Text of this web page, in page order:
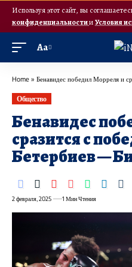
Используя этот сайт, вы
конфиденциальностииУсловия
Аа
Home » Бенавидес победил Морреля и
Общество
Бенавидес
сразится с
Бетербиев —
2 февраля, 2025 1 Мин Чтения